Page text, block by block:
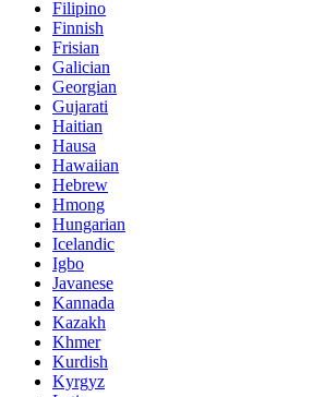
Filipino
Finnish
Frisian
Galician
Georgian
Gujarati
Haitian
Hausa
Hawaiian
Hebrew
Hmong
Hungarian
Icelandic
Igbo
Javanese
Kannada
Kazakh
Khmer
Kurdish
Kyrgyz